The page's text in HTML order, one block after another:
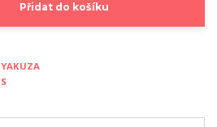
Přidat do košíku
YAKUZA
S